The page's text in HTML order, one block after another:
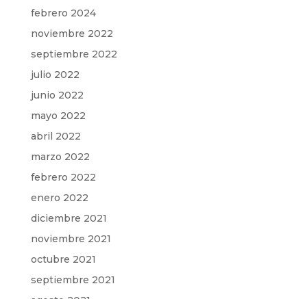
febrero 2024
noviembre 2022
septiembre 2022
julio 2022
junio 2022
mayo 2022
abril 2022
marzo 2022
febrero 2022
enero 2022
diciembre 2021
noviembre 2021
octubre 2021
septiembre 2021